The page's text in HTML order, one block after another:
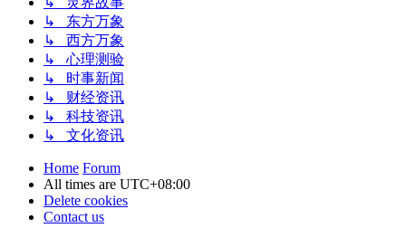
↳ 东方万象
↳ 西方万象
↳ 心理测验
↳ 时事新闻
↳ 财经资讯
↳ 科技资讯
↳ 文化资讯
Home Forum
All times are UTC+08:00
Delete cookies
Contact us